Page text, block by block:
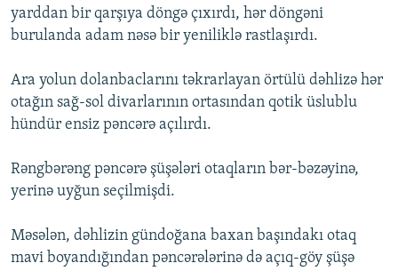
yarddan bir qarşıya döngə çıxırdı, hər döngəni
burulanda adam nəsə bir yeniliklə rastlaşırdı.
Ara yolun dolanbaclarını təkrarlayan örtülü dəhlizə hər
otağın sağ-sol divarlarının ortasından qotik üslublu
hündür ensiz pəncərə açılırdı.
Rəngbərəng pəncərə şüşələri otaqların bər-bəzəyinə,
yerinə uyğun seçilmişdi.
Məsələn, dəhlizin gündoğana baxan başındakı otaq
mavi boyandığından pəncərələrinə də açıq-göy şüşə